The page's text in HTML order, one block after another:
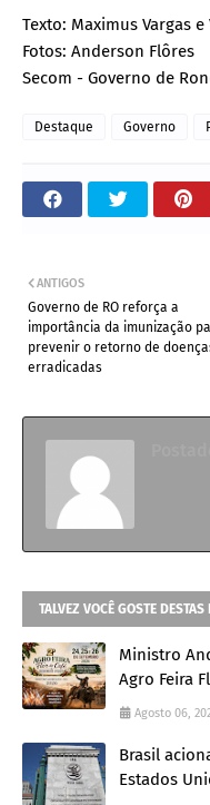
Texto: Maximus Vargas
Fotos: Anderson Flôres
Secom - Governo de
Destaque Governo
ANTIGOS
Governo de RO reforça a
importância da imunização
prevenir o retorno de
erradicadas
TALVEZ VOCÊ GOSTE DESTAS
Ministro
Agro Feira
Agosto 06,
Brasil
Estados